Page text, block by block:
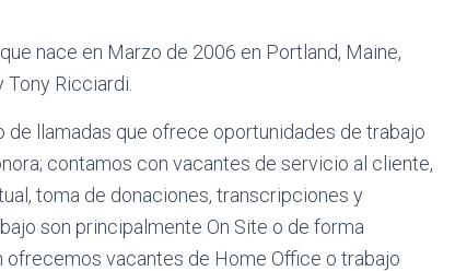
nace en Marzo de 2006 en Portland, Maine,
Tony Ricciardi.
llamadas que ofrece oportunidades de trabajo
contamos con vacantes de servicio al cliente,
toma de donaciones, transcripciones y
son principalmente On Site o de forma
ofrecemos vacantes de Home Office o trabajo